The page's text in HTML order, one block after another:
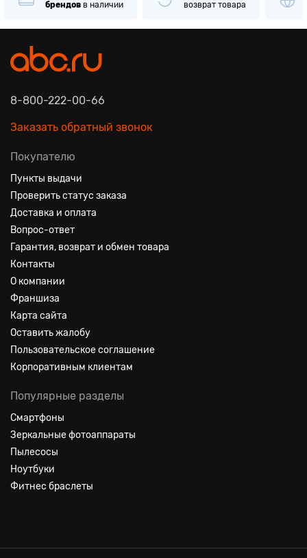
брендов в наличии
возврат товара
8-800-222-00-66
Заказать обратный звонок
Покупателю
Пункты выдачи
Проверить статус заказа
Доставка и оплата
Вопрос-ответ
Гарантия, возврат и обмен товара
Контакты
О компании
Франшиза
Карта сайта
Оставить жалобу
Пользовательское соглашение
Корпоративным клиентам
Популярные разделы
Смартфоны
Зеркальные фотоаппараты
Пылесосы
Ноутбуки
Фитнес браслеты